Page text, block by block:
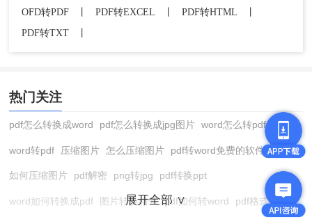
OFD转PDF
丨 PDF转EXCEL 丨 PDF转HTML
丨
PDF转TXT
热门关注
pdf怎么转换成word pdf怎么转换成jpg图片 word怎么转pdf
word转pdf 压缩图片 怎么压缩图片 pdf转word免费的软件
如何压缩图片 pdf解密 png转jpg pdf转换ppt
word如何转换成pdf 图片转换格式 pdf如何转word pdf格式转换
展开全部 ∨